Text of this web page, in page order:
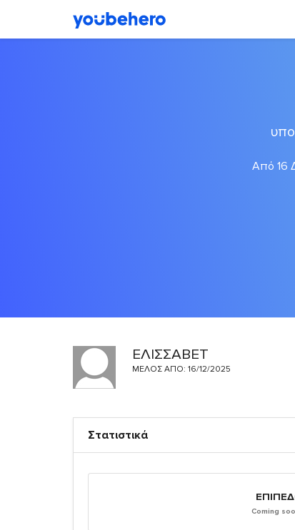
Από 16
ΕΛΙΣΣΑΒΕΤ
ΜΈΛΟΣ ΑΠΌ: 16/12/2025
Στατιστικά
Coming